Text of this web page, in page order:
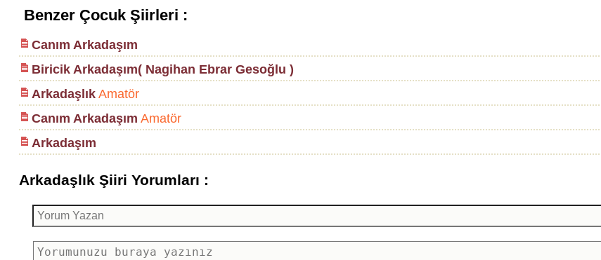
Benzer Çocuk Şiirleri :
Canım Arkadaşım
Biricik Arkadaşım( Nagihan Ebrar Gesoğlu )
ArkadaşlıkAmatör
Canım Arkadaşım Amatör
Arkadaşım
Arkadaşlık Şiiri Yorumları :